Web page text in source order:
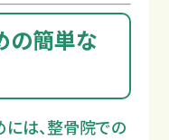
の簡単な
は、整骨院での